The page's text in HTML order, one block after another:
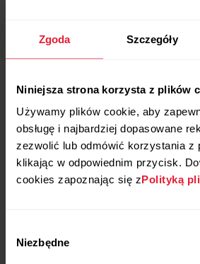
Zgoda Szczegóły
Niniejsza strona korzysta z plików
Używamy plików cookie, aby
obsługę i najbardziej dopasowane
zezwolić lub odmówić korzystania z
klikając w odpowiednim przycisk.
cookies zapoznając się zPolityką
zgody
Niezbędne
W przypadku większości usług Polar
razie potrzeby. Użytkownik jest
prawidłowość podawanych informacji.
Twoje prawa
Zawsze masz prawo dostępu do
entamoże udzielić pomocy i dostarczyć
danych osobowych, które posiadamy.